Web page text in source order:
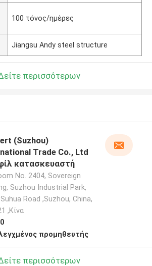
100 τόνος/ημέρες
Jiangsu Andy steel structure
περισσότερων
(Suzhou)
Trade Co., Ltd
κατασκευαστή
No. 2404, Sovereign
Suzhou Industrial Park,
Road ,Suzhou, China,
,Κίνα
προμηθευτής
περισσότερων